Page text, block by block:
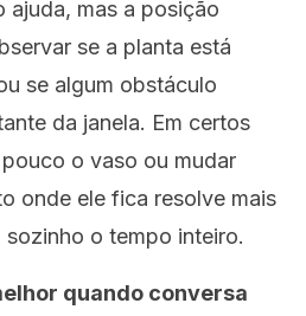
ajuda, mas a posição
se a planta está
se algum obstáculo
da janela. Em certos
o vaso ou mudar
onde ele fica resolve mais
o tempo inteiro.
quando conversa